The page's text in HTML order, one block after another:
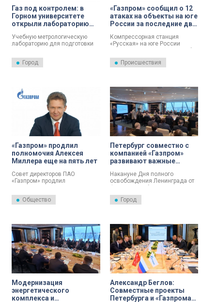
Газ под контролем: в
Горном университете
открыли лабораторию
подготовки метрологов
Учебную метрологическую
лабораторию для подготовки
открыли в Санкт-Петербургском
горном университете. Её
измерения температуры и
давления. Также здесь есть
новейшие приборы учёта газа
отечественного производства.
Город
«Газпром» сообщил о 12
атаках на объекты на юге
России за последние две
Компрессорная станция
«Русская» на юге России
снова подверглась атаке. Об
этом сообщили в
официальном телеграм-канале
Происшествия
«Газпром» продлил
полномочия Алексея
Миллера еще на пять лет
Совет директоров ПАО
«Газпром» продлил
правления Алексея Миллера
еще на пять лет.
Общество
Петербург совместно с
компанией «Газпром»
развивают важные
проекты
Накануне Дня полного
освобождения Ленинграда от
губернатор Петербурга
Александр Беглов в своем
таким, каким его хотели бы
видеть его защитники.
Город
Модернизация
энергетического
комплекса и
Александр Беглов:
Совместные проекты
Петербурга и «Газпрома»